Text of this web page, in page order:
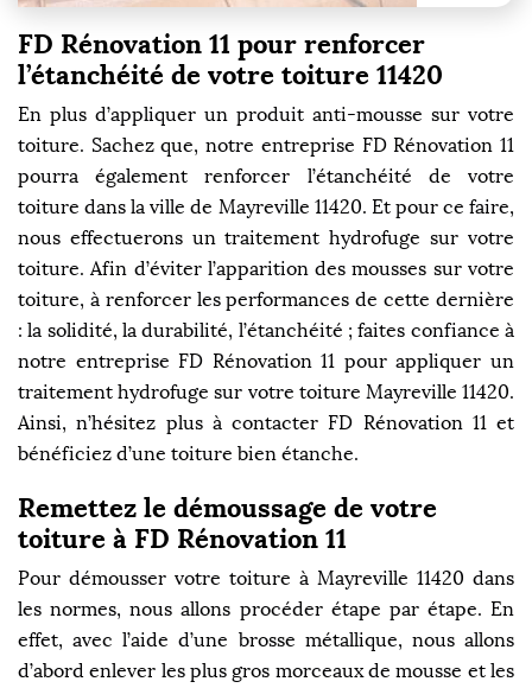
FD Rénovation 11 pour renforcer
l’étanchéité de votre toiture 11420
En plus d’appliquer un produit anti-mousse sur votre
toiture. Sachez que, notre entreprise FD Rénovation 11
pourra également renforcer l’étanchéité de votre
toiture dans la ville de Mayreville 11420. Et pour ce faire,
nous effectuerons un traitement hydrofuge sur votre
toiture. Afin d’éviter l’apparition des mousses sur votre
toiture, à renforcer les performances de cette dernière
: la solidité, la durabilité, l’étanchéité ; faites confiance à
notre entreprise FD Rénovation 11 pour appliquer un
traitement hydrofuge sur votre toiture Mayreville 11420.
Ainsi, n’hésitez plus à contacter FD Rénovation 11 et
bénéficiez d’une toiture bien étanche.
Remettez le démoussage de votre
toiture à FD Rénovation 11
Pour démousser votre toiture à Mayreville 11420 dans
les normes, nous allons procéder étape par étape. En
effet, avec l’aide d’une brosse métallique, nous allons
d’abord enlever les plus gros morceaux de mousse et les